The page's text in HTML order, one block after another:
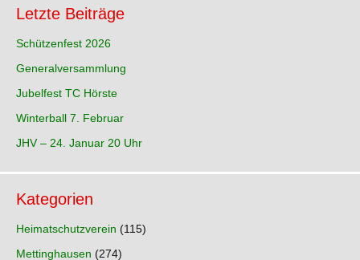
Letzte Beiträge
Schützenfest 2026
Generalversammlung
Jubelfest TC Hörste
Winterball 7. Februar
JHV – 24. Januar 20 Uhr
Kategorien
Heimatschutzverein (115)
Mettinghausen (274)